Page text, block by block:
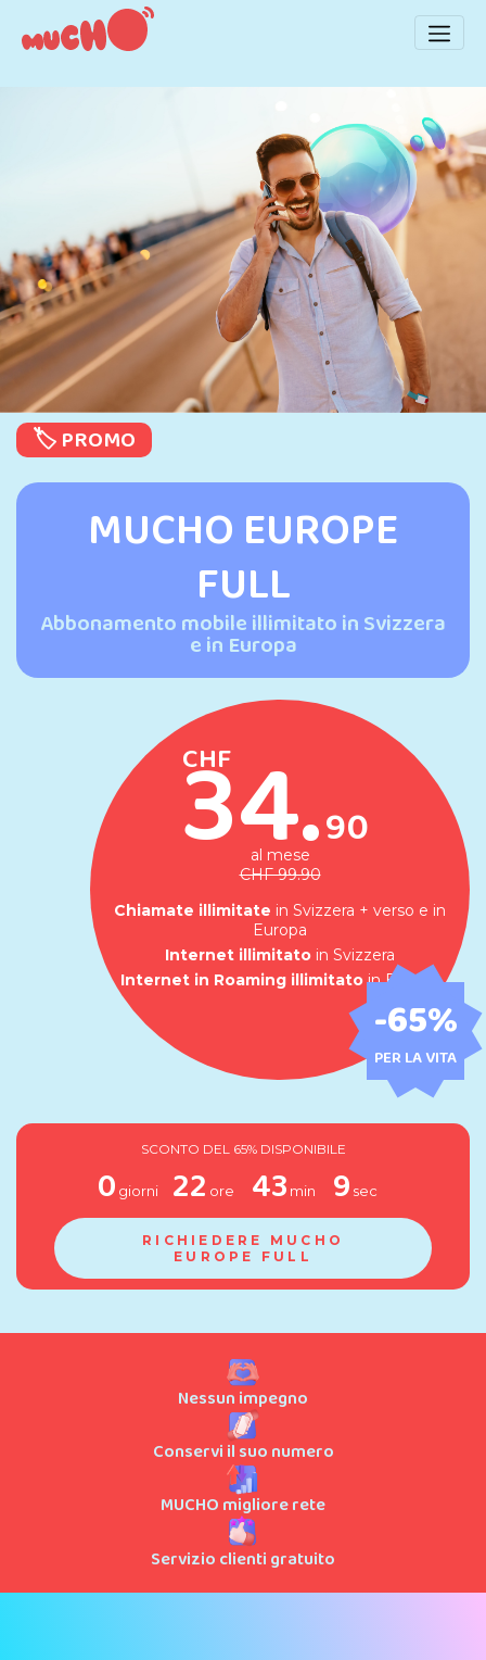
🏷️ PROMO
MUCHO EUROPE
FULL
Abbonamento mobile illimitato in Svizzera
e in Europa
CHF
34.90
al mese
CHF 99.90
Chiamate illimitate in Svizzera + verso e in
Europa
Internet illimitato in Svizzera
Internet in Roaming illimitatoin Europa
-65%
PER LA VITA
SCONTO DEL 65% DISPONIBILE
0 giorni 22 ore 43 min 8 sec
RICHIEDERE MUCHO
EUROPE FULL
Nessun impegno
Conservi il suo numero
MUCHO migliore rete
Servizio clienti gratuito